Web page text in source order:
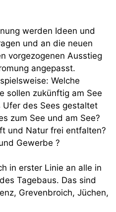
werden Ideen und
und an die neuen
vorgezogenen Ausstieg
angepasst.
Welche
sollen zukünftig am See
des Sees gestaltet
zum See und am See?
und Natur frei entfalten?
Gewerbe ?
in erster Linie an alle in
Tagebaus. Das sind
Grevenbroich, Jüchen,